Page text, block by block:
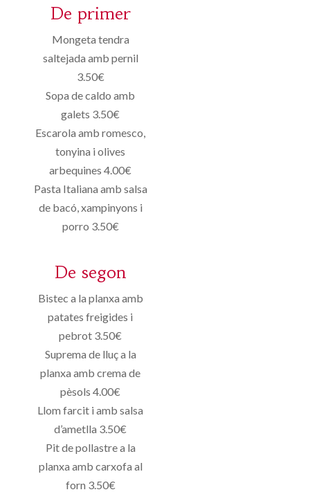
De primer
Mongeta tendra
saltejada amb pernil
3.50€
Sopa de caldo amb
galets 3.50€
Escarola amb romesco,
tonyina i olives
arbequines 4.00€
Pasta Italiana amb salsa
de bacó, xampinyons i
porro 3.50€
De segon
Bistec a la planxa amb
patates freigides i
pebrot 3.50€
Suprema de lluç a la
planxa amb crema de
pèsols 4.00€
Llom farcit i amb salsa
d’ametlla 3.50€
Pit de pollastre a la
planxa amb carxofa al
forn 3.50€